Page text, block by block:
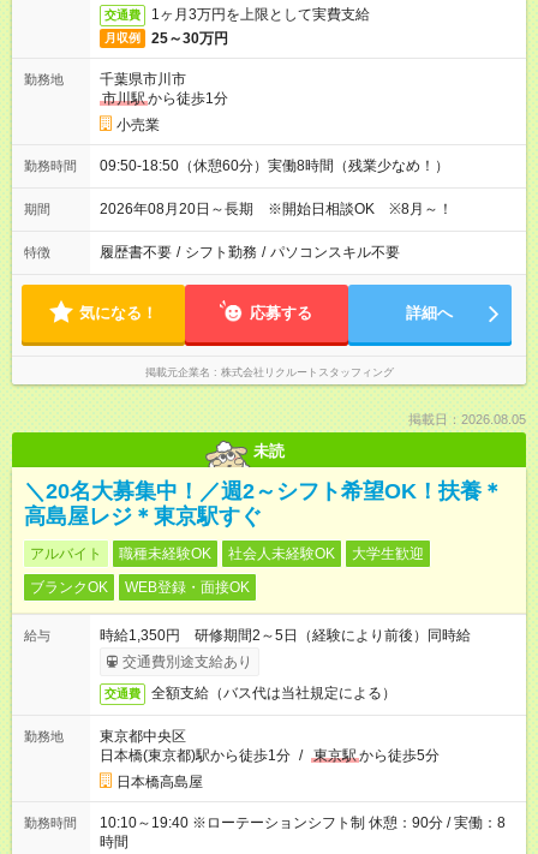
交通費 1ヶ月3万円を上限として実費支給
月収例 25～30万円
勤務地
千葉県市川市
市川駅から徒歩1分
小売業
勤務時間 09:50-18:50（休憩60分）実働8時間（残業少なめ！）
期間 2026年08月20日～長期 ※開始日相談OK ※8月～！
特徴 履歴書不要 / シフト勤務 / パソコンスキル不要
気になる！ 応募する 詳細へ
掲載元企業名 株式会社リクルートスタッフィング
掲載日：2026.08.05
未読
＼20名大募集中！／週2～シフト希望OK！扶養＊
高島屋レジ＊東京駅すぐ
アルバイト 職種未経験OK 社会人未経験OK
大学生歓迎
ブランクOK
WEB登録・面接OK
給与
時給1,350円 研修期間2～5日（経験により前後）同時給
交通費別途支給あり
交通費 全額支給（バス代は当社規定による）
勤務地
東京都中央区
日本橋(東京都)駅から徒歩1分 / 東京駅から徒歩5分
日本橋高島屋
勤務時間
10:10～19:40 ※ローテーションシフト制 休憩：90分 / 実働：8
時間